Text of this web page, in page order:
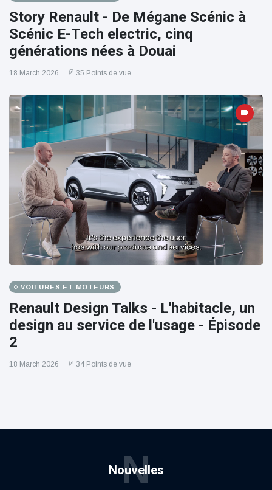
Story Renault - De Mégane Scénic à
Scénic E-Tech electric, cinq
générations nées à Douai
18 March 2026 35 Points de vue
VOITURES ET MOTEURS
Renault Design Talks - L'habitacle, un
design au service de l'usage - Épisode
2
18 March 2026 34 Points de vue
Nouvelles
N